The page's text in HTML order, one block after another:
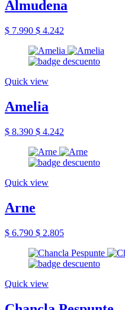
Almudena
$ 7.990 $ 4.242
Quick view
Amelia
$ 8.390 $ 4.242
Quick view
Arne
$ 6.790 $ 2.805
Quick view